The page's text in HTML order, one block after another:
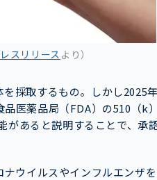
スリリース より）
採取するもの。しかし2025
医薬品局（FDA）の510（k
があると説明することで、承
ウイルスやインフルエンザ